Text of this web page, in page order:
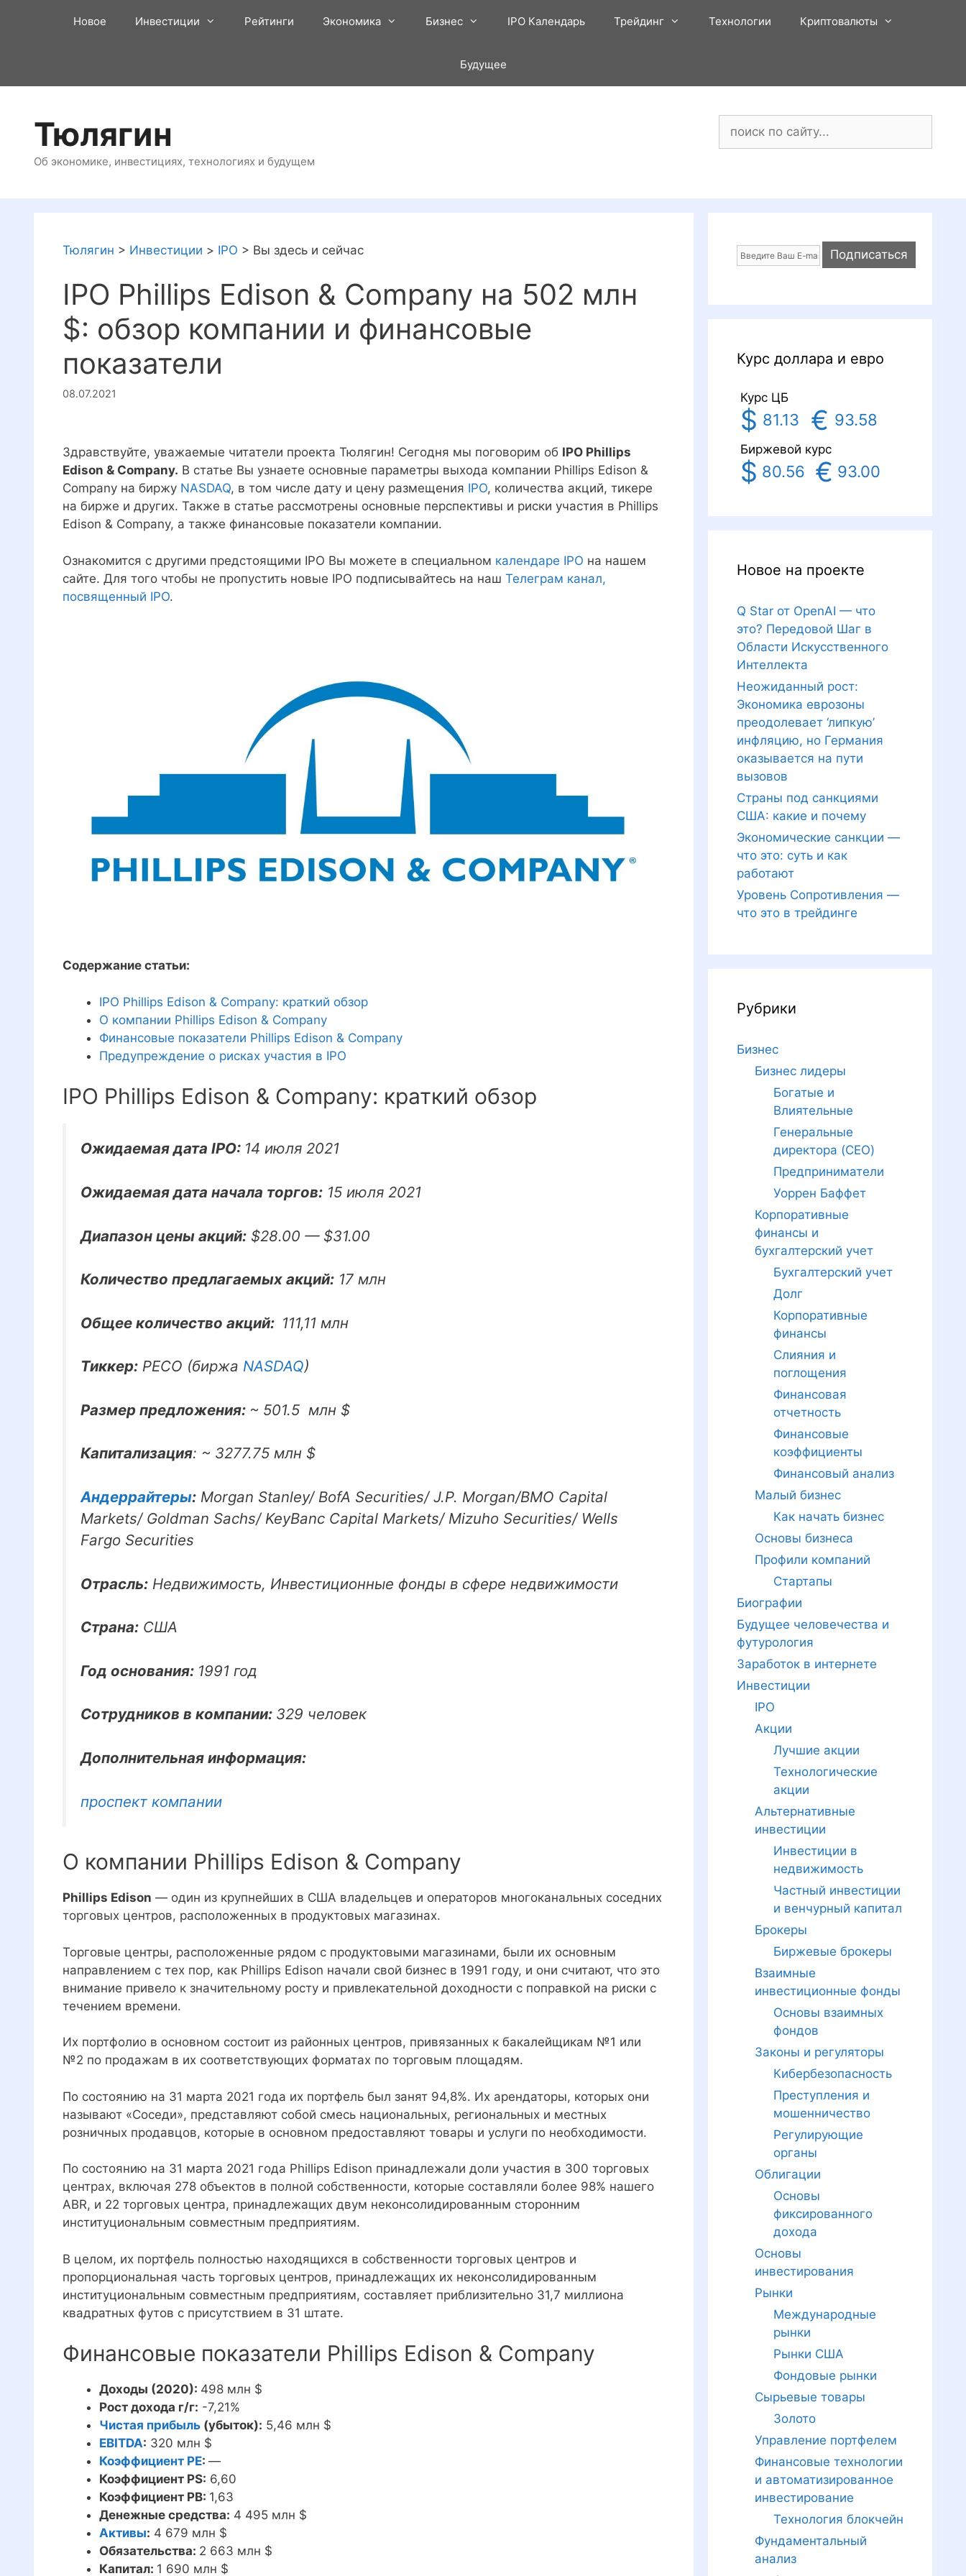
Новое Инвестиции Рейтинги Экономика Бизнес IPO Календарь Трейдинг Технологии Криптовалюты
Будущее
Тюлягин
Об экономике, инвестициях, технологиях и будущем
Тюлягин > Инвестиции > IPO > Вы здесь и сейчас
IPO Phillips Edison & Company на 502 млн
$: обзор компании и финансовые
показатели
08.07.2021
Здравствуйте, уважаемые читатели проекта Тюлягин! Сегодня мы поговорим об IPO Phillips
Edison & Company. В статье Вы узнаете основные параметры выхода компании Phillips Edison &
Company на биржу NASDAQ, в том числе дату и цену размещения IPO, количества акций, тикере
на бирже и других. Также в статье рассмотрены основные перспективы и риски участия в Phillips
Edison & Company, а также финансовые показатели компании.
Ознакомится с другими предстоящими IPO Вы можете в специальном календаре IPO на нашем
сайте. Для того чтобы не пропустить новые IPO подписывайтесь на наш Телеграм канал,
посвященный IPO.
Содержание статьи:
IPO Phillips Edison & Company: краткий обзор
О компании Phillips Edison & Company
Финансовые показатели Phillips Edison & Company
Предупреждение о рисках участия в IPO
IPO Phillips Edison & Company: краткий обзор
Ожидаемая дата IPO: 14 июля 2021
Ожидаемая дата начала торгов: 15 июля 2021
Диапазон цены акций: $28.00 — $31.00
Количество предлагаемых акций: 17 млн
Общее количество акций: 111,11 млн
Тиккер: PECO (биржа NASDAQ)
Размер предложения: ~ 501.5 млн $
Капитализация: ~ 3277.75 млн $
Андеррайтеры: Morgan Stanley/ BofA Securities/ J.P. Morgan/BMO Capital
Markets/ Goldman Sachs/ KeyBanc Capital Markets/ Mizuho Securities/ Wells
Fargo Securities
Отрасль: Недвижимость, Инвестиционные фонды в сфере недвижимости
Страна: США
Год основания: 1991 год
Сотрудников в компании: 329 человек
Дополнительная информация:
проспект компании
О компании Phillips Edison & Company
Phillips Edison — один из крупнейших в США владельцев и операторов многоканальных соседних
торговых центров, расположенных в продуктовых магазинах.
Торговые центры, расположенные рядом с продуктовыми магазинами, были их основным
направлением с тех пор, как Phillips Edison начали свой бизнес в 1991 году, и они считают, что это
внимание привело к значительному росту и привлекательной доходности с поправкой на риски с
течением времени.
Их портфолио в основном состоит из районных центров, привязанных к бакалейщикам №1 или
№2 по продажам в их соответствующих форматах по торговым площадям.
По состоянию на 31 марта 2021 года их портфель был занят 94,8%. Их арендаторы, которых они
называют «Соседи», представляют собой смесь национальных, региональных и местных
розничных продавцов, которые в основном предоставляют товары и услуги по необходимости.
По состоянию на 31 марта 2021 года Phillips Edison принадлежали доли участия в 300 торговых
центрах, включая 278 объектов в полной собственности, которые составляли более 98% нашего
ABR, и 22 торговых центра, принадлежащих двум неконсолидированным сторонним
институциональным совместным предприятиям.
В целом, их портфель полностью находящихся в собственности торговых центров и
пропорциональная часть торговых центров, принадлежащих их неконсолидированным
институциональным совместным предприятиям, составляет приблизительно 31,7 миллиона
квадратных футов с присутствием в 31 штате.
Финансовые показатели Phillips Edison & Company
Доходы (2020): 498 млн $
Рост дохода г/г: -7,21%
Чистая прибыль (убыток): 5,46 млн $
EBITDA: 320 млн $
Коэффициент PE: —
Коэффициент PS: 6,60
Коэффициент PB: 1,63
Денежные средства: 4 495 млн $
Активы: 4 679 млн $
Обязательства: 2 663 млн $
Капитал: 1 690 млн $
Курс доллара и евро
Курс ЦБ
$ 81.13 € 93.58
Биржевой курс
$ 80.56 € 93.00
Новое на проекте
Q Star от OpenAI — что
это? Передовой Шаг в
Области Искусственного
Интеллекта
Неожиданный рост:
Экономика еврозоны
преодолевает ‘липкую’
инфляцию, но Германия
оказывается на пути
вызовов
Страны под санкциями
США: какие и почему
Экономические санкции —
что это: суть и как
работают
Уровень Сопротивления —
что это в трейдинге
Рубрики
Бизнес
Бизнес лидеры
Богатые и
Влиятельные
Генеральные
директора (CEO)
Предприниматели
Уоррен Баффет
Корпоративные
финансы и
бухгалтерский учет
Бухгалтерский учет
Долг
Корпоративные
финансы
Слияния и
поглощения
Финансовая
отчетность
Финансовые
коэффициенты
Финансовый анализ
Малый бизнес
Как начать бизнес
Основы бизнеса
Профили компаний
Стартапы
Биографии
Будущее человечества и
футурология
Заработок в интернете
Инвестиции
IPO
Акции
Лучшие акции
Технологические
акции
Альтернативные
инвестиции
Инвестиции в
недвижимость
Частный инвестиции
и венчурный капитал
Брокеры
Биржевые брокеры
Взаимные
инвестиционные фонды
Основы взаимных
фондов
Законы и регуляторы
Кибербезопасность
Преступления и
мошенничество
Регулирующие
органы
Облигации
Основы
фиксированного
дохода
Основы
инвестирования
Рынки
Международные
рынки
Рынки США
Фондовые рынки
Сырьевые товары
Золото
Управление портфелем
Финансовые технологии
и автоматизированное
инвестирование
Технология блокчейн
Фундаментальный
анализ